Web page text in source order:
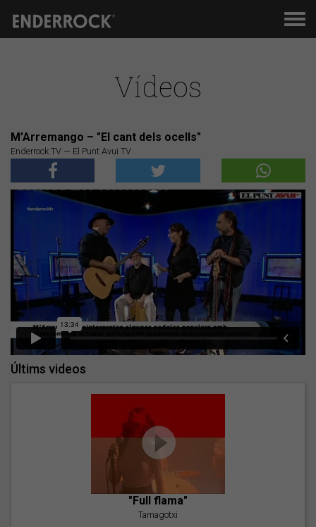
Vídeos
M’Arremango – "El cant dels ocells"
Enderrock TV — El Punt Avui TV
Últims videos
"Full flama"
Tamagotxi